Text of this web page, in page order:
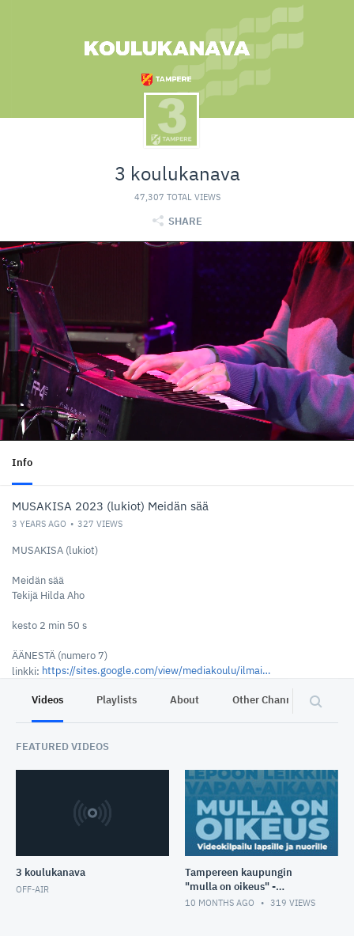
3 koulukanava
47,307 TOTAL VIEWS
SHARE
Info
MUSAKISA 2023 (lukiot) Meidän sää
3 YEARS AGO 327 VIEWS
MUSAKISA (lukiot)
Meidän sää
Tekijä Hilda Aho
kesto 2 min 50 s
ÄÄNESTÄ (numero 7)
linkki:
https://sites.google.com/view/mediakoulu/ilmaisu-pajat/erityispajat/musakisa
Videos Playlists About Other Channels
FEATURED VIDEOS
3 koulukanava
OFF-AIR
Tampereen kaupungin
"mulla on oikeus" -
videokilpailu
10 MONTHS AGO 319 VIEWS